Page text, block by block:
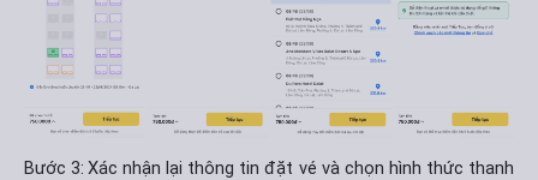
Bước 3: Xác nhận lại thông tin đặt vé và chọn hình thức thanh